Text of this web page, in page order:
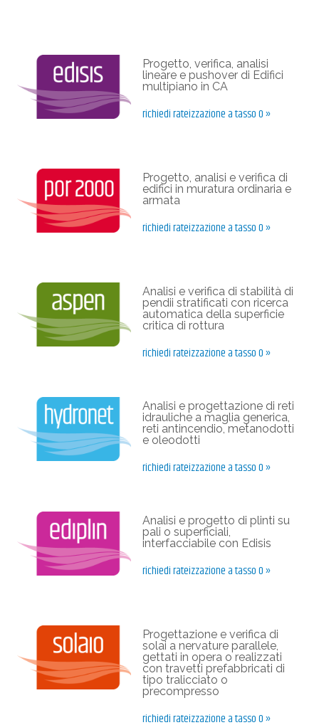
Progetto, verifica, analisi
lineare e pushover di Edifici
multipiano in CA
richiedi rateizzazione a tasso 0 »
Progetto, analisi e verifica di
edifici in muratura ordinaria e
armata
richiedi rateizzazione a tasso 0 »
Analisi e verifica di stabilità di
pendii stratificati con ricerca
automatica della superficie
critica di rottura
richiedi rateizzazione a tasso 0 »
Analisi e progettazione di reti
idrauliche a maglia generica,
reti antincendio, metanodotti
e oleodotti
richiedi rateizzazione a tasso 0 »
Analisi e progetto di plinti su
pali o superficiali,
interfacciabile con Edisis
richiedi rateizzazione a tasso 0 »
Progettazione e verifica di
solai a nervature parallele,
gettati in opera o realizzati
con travetti prefabbricati di
tipo tralicciato o
precompresso
richiedi rateizzazione a tasso 0 »